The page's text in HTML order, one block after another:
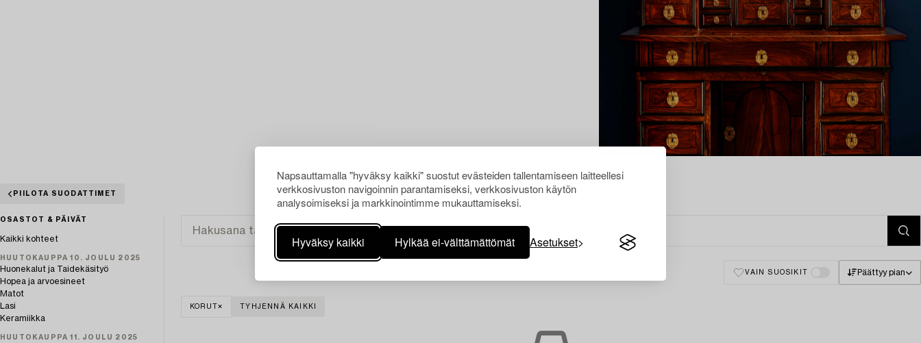
Napsauttamalla "hyväksy kaikki" suostut evästeiden tallentamiseen laitteellesi
verkkosivuston navigoinnin parantamiseksi, verkkosivuston käytön
analysoimiseksi ja markkinointimme mukauttamiseksi.
Hyväksy kaikki Hylkää ei-välttämättömät Asetukset
PIILOTA SUODATTIMET
OSASTOT & PÄIVÄT
Kaikki kohteet
HUUTOKAUPPA 10. JOULU 2025
Huonekalut ja Taidekäsityö
Hopea ja arvoesineet
Matot
Lasi
Keramiikka
HUUTOKAUPPA 11. JOULU 2025
VAIN SUOSIKIT Päättyy pian
KORUT TYHJENNÄ KAIKKI